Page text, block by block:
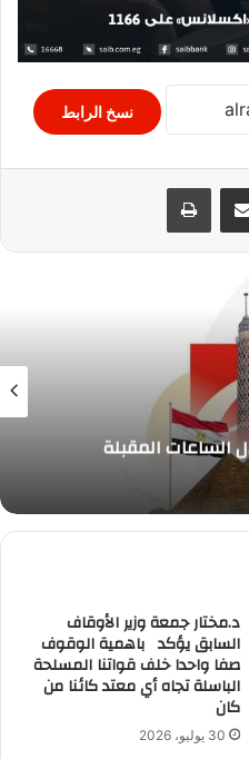
نسخ الرابط
مشاركة عبر البريد طباعة
الساعات المقبلة
د.مختار جمعة وزير الأوقاف
السابق يؤكد باهمية الوقوف
صفا واحدا خلف قواتنا المسلحة
الباسلة تجاه أي معتد كائنا من
كان
30 يوليو، 2026